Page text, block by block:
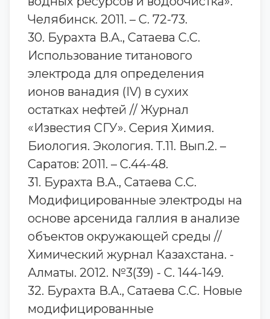
Челябинск. 2011. – С. 72-73.
30. Бурахта В.А., Сатаева С.С.
Использование титанового
электрода для определения
ионов ванадия (IV) в сухих
остатках нефтей // Журнал
«Известия СГУ». Серия Химия.
Биология. Экология. Т.11. Вып.2. –
Саратов: 2011. – С.44-48.
31. Бурахта В.А., Сатаева С.С.
Модифицированные электроды на
основе арсенида галлия в анализе
объектов окружающей среды //
Химический журнал Казахстана. -
Алматы. 2012. №3(39) - С. 144-149.
32. Бурахта В.А., Сатаева С.С. Новые
модифицированные